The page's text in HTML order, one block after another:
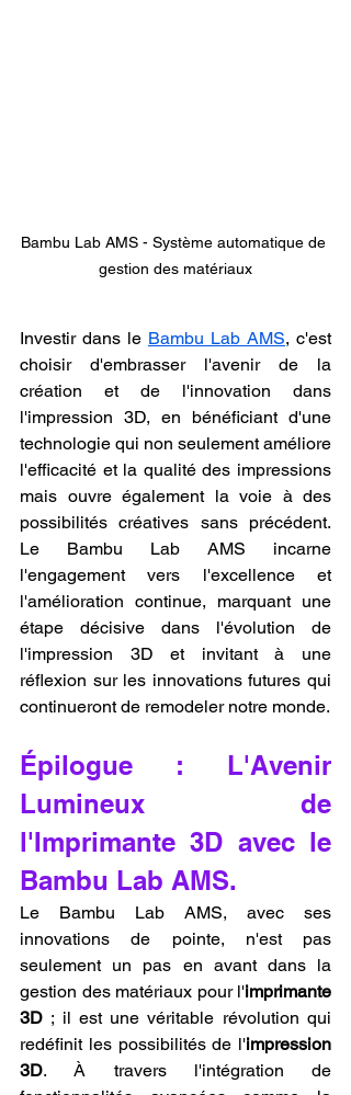
Bambu Lab AMS - Système automatique de
gestion des matériaux
Investir dans le Bambu Lab AMS, c'est
choisir d'embrasser l'avenir de la
création et de l'innovation dans
l'impression 3D, en bénéficiant d'une
technologie qui non seulement améliore
l'efficacité et la qualité des impressions
mais ouvre également la voie à des
possibilités créatives sans précédent.
Le Bambu Lab AMS incarne
l'engagement vers l'excellence et
l'amélioration continue, marquant une
étape décisive dans l'évolution de
l'impression 3D et invitant à une
réflexion sur les innovations futures qui
continueront de remodeler notre monde.
Épilogue : L'Avenir
Lumineux de
l'Imprimante 3D avec le
Bambu Lab AMS.
Le Bambu Lab AMS, avec ses
innovations de pointe, n'est pas
seulement un pas en avant dans la
gestion des matériaux pour l'imprimante
3D ; il est une véritable révolution qui
redéfinit les possibilités de l'impression
3D. À travers l'intégration de